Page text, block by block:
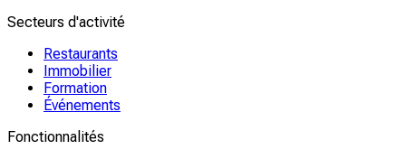
Secteurs d'activité
Restaurants
Immobilier
Formation
Événements
Fonctionnalités